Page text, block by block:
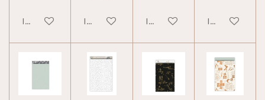
In winkelwagenIn winkelwagenIn winkelwagenIn